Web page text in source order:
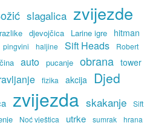
slagalica zvijezde
razlike djevojčica Larine igre hitman
pingvini haljine Sift Heads
Robert
auto pucanje obrana tower
fizika akcija
Djed
zvijezda skakanje
Sift
Noć vještica utrke sumrak hrana